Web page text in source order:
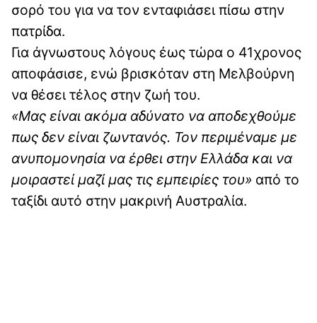
σορό του για να τον ενταφιάσει πίσω στην
πατρίδα.
Για άγνωστους λόγους έως τώρα ο 41χρονος
αποφάσισε, ενώ βρισκόταν στη Μελβούρνη
να θέσει τέλος στην ζωή του.
«Μας είναι ακόμα αδύνατο να αποδεχθούμε
πως δεν είναι ζωντανός. Τον περιμέναμε με
ανυπομονησία να έρθει στην Ελλάδα και να
μοιραστεί μαζί μας τις εμπειρίες του» από το
ταξίδι αυτό στην μακρινή Αυστραλία.